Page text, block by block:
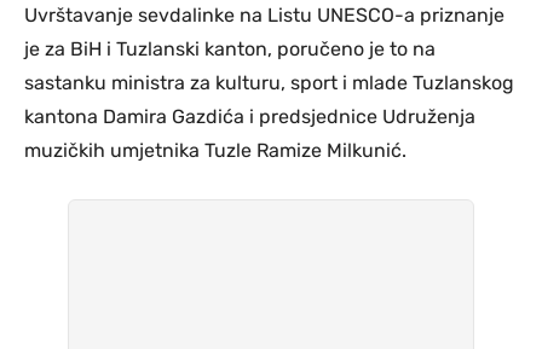
Uvrštavanje sevdalinke na Listu UNESCO-a priznanje
je za BiH i Tuzlanski kanton, poručeno je to na
sastanku ministra za kulturu, sport i mlade Tuzlanskog
kantona Damira Gazdića i predsjednice Udruženja
muzičkih umjetnika Tuzle Ramize Milkunić.